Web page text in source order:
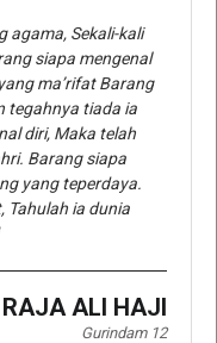
agama, Sekali-kali
siapa mengenal
ma’rifat Barang
tegahnya tiada ia
diri, Maka telah
Barang siapa
yang teperdaya.
Tahulah ia dunia
RAJA ALI HAJI
Gurindam 12